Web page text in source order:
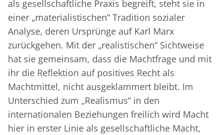
als gesellschaftliche Praxis begreift, steht sie in
einer „materialistischen“ Tradition sozialer
Analyse, deren Ursprünge auf Karl Marx
zurückgehen. Mit der „realistischen“ Sichtweise
hat sie gemeinsam, dass die Machtfrage und mit
ihr die Reflektion auf positives Recht als
Machtmittel, nicht ausgeklammert bleibt. Im
Unterschied zum „Realismus“ in den
internationalen Beziehungen freilich wird Macht
hier in erster Linie als gesellschaftliche Macht,